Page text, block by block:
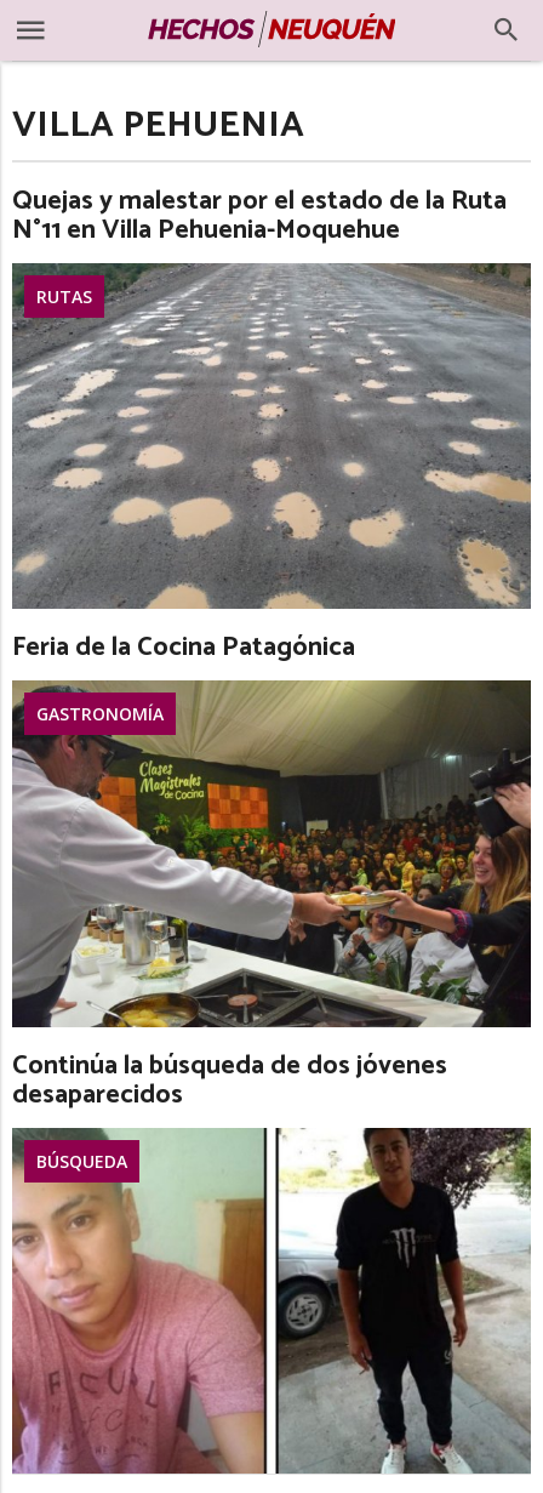
VILLA PEHUENIA
Quejas y malestar por el estado de la Ruta
N°11 en Villa Pehuenia-Moquehue
RUTAS
Feria de la Cocina Patagónica
GASTRONOMÍA
Continúa la búsqueda de dos jóvenes
desaparecidos
BÚSQUEDA